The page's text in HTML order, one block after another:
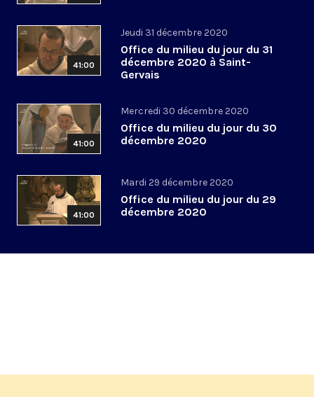
41:00
Jeudi 31 décembre 2020
Office du milieu du jour du 31
décembre 2020 à Saint-
Gervais
41:00
Mercredi 30 décembre 2020
Office du milieu du jour du 30
décembre 2020
41:00
Mardi 29 décembre 2020
Office du milieu du jour du 29
décembre 2020